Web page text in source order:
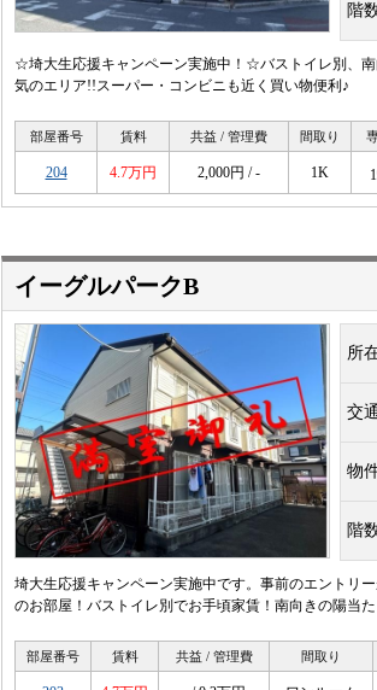
階
☆埼大生応援キャンペーン実施中！☆バストイレ別、
気のエリア!!スーパー・コンビニも近く買い物便利♪
部屋番号 賃料 共益 / 管理費 間取り
204 4.7万円 2,000円 / - 1K
イーグルパークB
所
交通
物
階
埼大生応援キャンペーン実施中です。事前のエントリ
のお部屋！バストイレ別でお手頃家賃！南向きの陽当
部屋番号 賃料 共益 / 管理費 間取り